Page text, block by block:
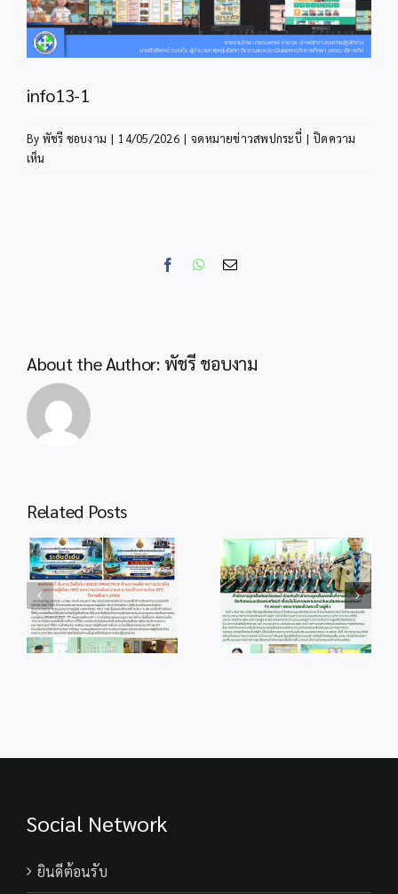
info13-1
By พัชรี ชอบงาม | 14/05/2026 | จดหมายข่าวสพปกระบี่ | ปิดความ
เห็น
FacebookWhatsApp
Email
About the Author: พัชรี ชอบงาม
Related Posts
info 4-1 info 28-1
Social Network
ยินดีต้อนรับ